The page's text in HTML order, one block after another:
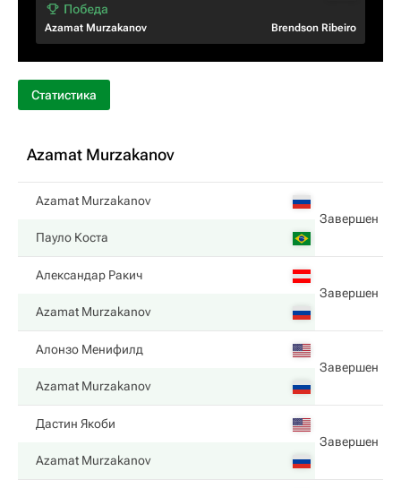
Azamat Murzakanov Brendson Ribeiro
Статистика
Azamat Murzakanov
Azamat Murzakanov
Завершен
Пауло Коста
Александар Ракич
Завершен
Azamat Murzakanov
Алонзо Менифилд
Завершен
Azamat Murzakanov
Дастин Якоби
Завершен
Azamat Murzakanov